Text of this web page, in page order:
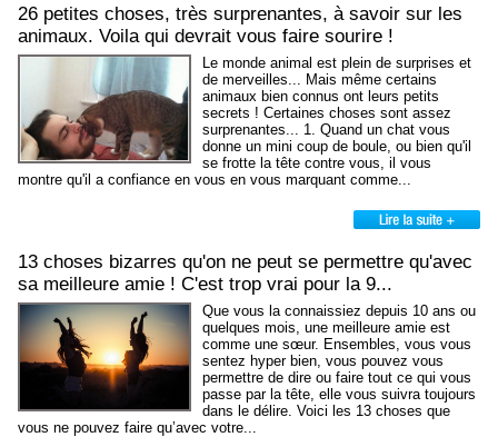
26 petites choses, très surprenantes, à savoir sur les
animaux. Voila qui devrait vous faire sourire !
Le monde animal est plein de surprises et
de merveilles... Mais même certains
animaux bien connus ont leurs petits
secrets ! Certaines choses sont assez
surprenantes... 1. Quand un chat vous
donne un mini coup de boule, ou bien qu'il
se frotte la tête contre vous, il vous
montre qu'il a confiance en vous en vous marquant comme...
13 choses bizarres qu'on ne peut se permettre qu'avec
sa meilleure amie ! C'est trop vrai pour la 9...
Que vous la connaissiez depuis 10 ans ou
quelques mois, une meilleure amie est
comme une sœur. Ensembles, vous vous
sentez hyper bien, vous pouvez vous
permettre de dire ou faire tout ce qui vous
passe par la tête, elle vous suivra toujours
dans le délire. Voici les 13 choses que
vous ne pouvez faire qu’avec votre...